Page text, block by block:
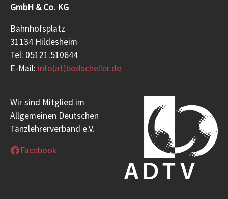
GmbH & Co. KG
Bahnhofsplatz
31134 Hildesheim
Tel: 05121.510644
E-Mail: info(at)bodscheller.de
Wir sind Mitglied im
Allgemeinen Deutschen
Tanzlehrerverband e.V.
Facebook